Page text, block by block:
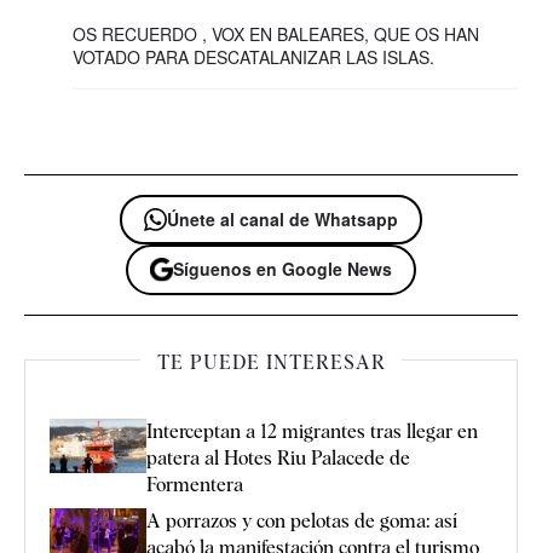
OS RECUERDO , VOX EN BALEARES, QUE OS HAN
VOTADO PARA DESCATALANIZAR LAS ISLAS.
Únete al canal de Whatsapp
Síguenos en Google News
TE PUEDE INTERESAR
Interceptan a 12 migrantes tras llegar en
patera al Hotes Riu Palacede de
Formentera
A porrazos y con pelotas de goma: así
acabó la manifestación contra el turismo